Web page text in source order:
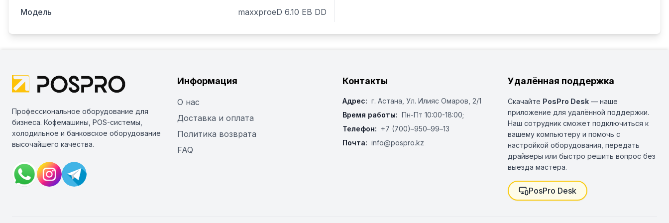
Модель maxxproeD 6.10 EB DD
Профессиональное оборудование для
бизнеса. Кофемашины, POS-системы,
холодильное и банковское оборудование
высочайшего качества.
Информация
О нас
Доставка и оплата
Политика возврата
FAQ
Контакты
Адрес: г. Астана, ​Ул. Илияс Омаров, 2/1
Время работы: Пн-Пт 10:00-18:00;
Телефон: +7 (700)‒950‒99‒13
Почта: info@pospro.kz
Удалённая поддержка
Скачайте PosPro Desk — наше
приложение для удалённой поддержки.
Наш сотрудник сможет подключиться к
вашему компьютеру и помочь с
настройкой оборудования, передать
драйверы или быстро решить вопрос без
выезда мастера.
PosPro Desk